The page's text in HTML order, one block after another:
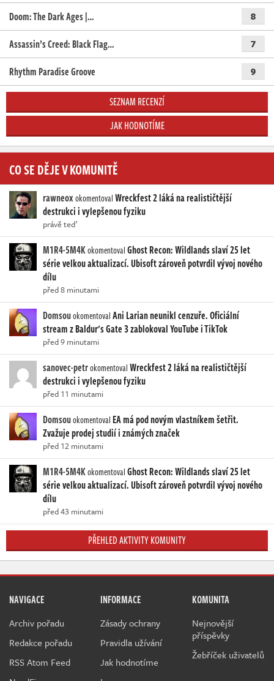
Doom: The Dark Ages |… 8
Assassin’s Creed: Black Flag… 7
Rhythm Paradise Groove 9
SEZNAM RECENZÍ
JAK HODNOTÍME
CO SE DĚJE V KOMUNITĚ
rawneoxokomentovalWreckfest 2 láká na realističtější
destrukci i vylepšenou fyziku
právě teď
M1R4-5M4KokomentovalGhost Recon: Wildlands slaví 25 let
série velkou aktualizací. Ubisoft zároveň potvrdil vývoj nového
dílu
před 8 minutami
DomsouokomentovalAni Larian neunikl cenzuře. Oficiální
stream z Baldur's Gate 3 zablokoval YouTube i TikTok
před 9 minutami
sanovec-petrokomentovalWreckfest 2 láká na realističtější
destrukci i vylepšenou fyziku
před 11 minutami
Domsouokomentoval EA má pod novým vlastníkem šetřit.
Zvažuje prodej studií i známých značek
před 12 minutami
M1R4-5M4KokomentovalGhost Recon: Wildlands slaví 25 let
série velkou aktualizací. Ubisoft zároveň potvrdil vývoj nového
dílu
před 43 minutami
PŘEHLED AKTIVITY KOMUNITY
NAVIGACE
Archiv pořadu
Redakce pořadu
RSS Atom Feed
INFORMACE
Zásady ochrany
Pravidla užívání
Jak hodnotíme
KOMUNITA
Nejnovější
příspěvky
Žebříček uživatelů